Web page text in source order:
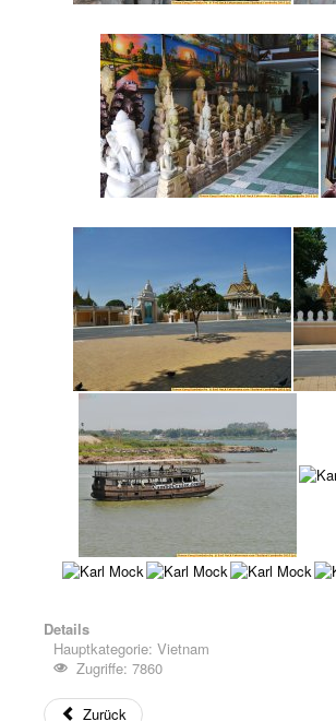
Details
Hauptkategorie: Vietnam
Zugriffe: 7860
Zurück